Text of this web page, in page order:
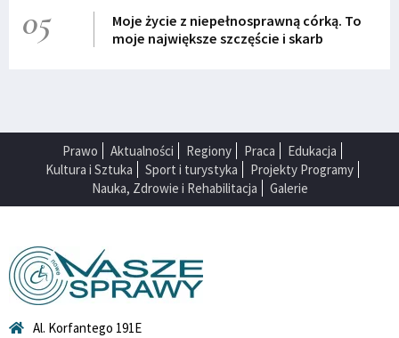
05
Moje życie z niepełnosprawną córką. To
moje największe szczęście i skarb
Prawo Aktualności Regiony Praca
Edukacja
Kultura i Sztuka
Sport i turystyka
Projekty Programy
Nauka, Zdrowie i Rehabilitacja
Galerie
Al. Korfantego 191E